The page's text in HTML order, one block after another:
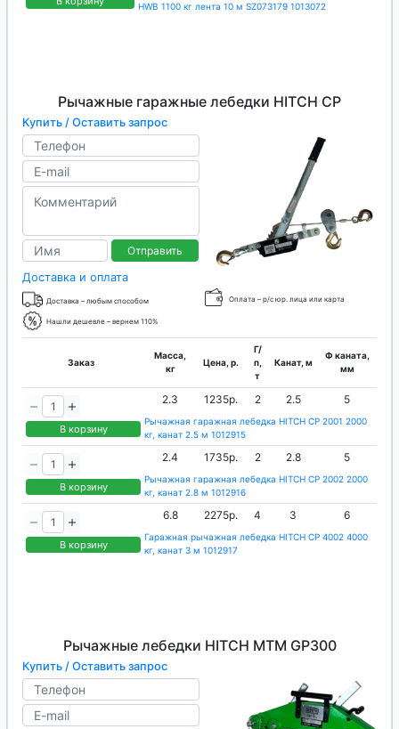
HWB 1100 кг лента 10 м SZ073179 1013072
Рычажные гаражные лебедки HITCH CP
Купить / Оставить запрос
Отправить
Доставка и оплата
Доставка – любым способом Оплата – р/с юр. лица или карта
Нашли дешевле – вернем 110%
Заказ
Масса,
кг
Цена, р.
Г/
п,
т
Канат, м
Ф каната,
мм
В корзину
2.3 1235р. 2 2.5 5
Рычажная гаражная лебедка HITCH CP 2001 2000
кг, канат 2.5 м 1012915
В корзину
2.4 1735р. 2 2.8 5
Рычажная гаражная лебедка HITCH CP 2002 2000
кг, канат 2.8 м 1012916
В корзину
6.8 2275р. 4 3 6
Гаражная рычажная лебедка HITCH CP 4002 4000
кг, канат 3 м 1012917
Рычажные лебедки HITCH МТМ GP300
Купить / Оставить запрос